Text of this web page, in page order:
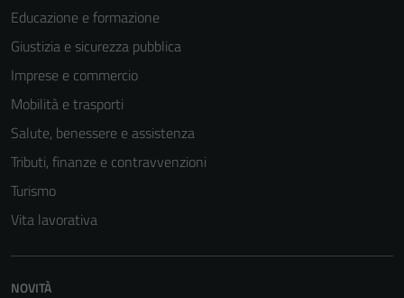
Educazione e formazione
Giustizia e sicurezza pubblica
Imprese e commercio
Mobilità e trasporti
Salute, benessere e assistenza
Tributi, finanze e contravvenzioni
Turismo
Vita lavorativa
NOVITÀ
informazioni